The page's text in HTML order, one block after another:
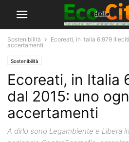
Sostenibilità
Ecoreati, in Italia 6.979
accertamenti
Sostenibilità
Ecoreati, in Italia
dal 2015: uno
accertamenti
A dirlo sono Legambiente e Libera